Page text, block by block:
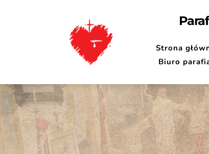
Strona
Biuro